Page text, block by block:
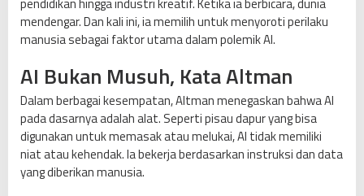
k
r
k
C
a
r
a
pendidikan hingga industri kreatif. Ketika ia berbicara, dunia
mendengar. Dan kali ini, ia memilih untuk menyoroti perilaku
manusia sebagai faktor utama dalam polemik AI.
AI Bukan Musuh, Kata Altman
Dalam berbagai kesempatan, Altman menegaskan bahwa AI
pada dasarnya adalah alat. Seperti pisau dapur yang bisa
digunakan untuk memasak atau melukai, AI tidak memiliki
niat atau kehendak. Ia bekerja berdasarkan instruksi dan data
yang diberikan manusia.